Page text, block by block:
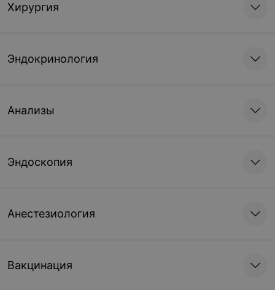
Хирургия
Эндокринология
Анализы
Эндоскопия
Анестезиология
Вакцинация